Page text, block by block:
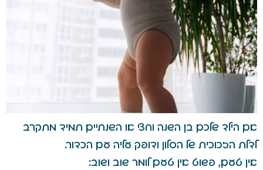
אם הילד שלכם בן השנה וחצי או השנתיים תמיד מתקרב
לדלת הזכוכית של הסלון ודופק עליה עם הכדור.
אין טעם, פשוט אין טעם לומר שוב ושוב: